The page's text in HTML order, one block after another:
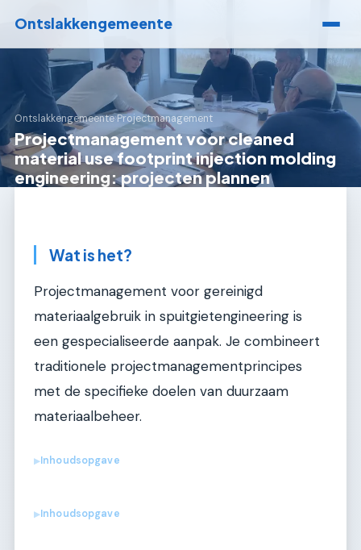
Ontslakkengemeente
Ontslakkengemeente›Projectmanagement
Projectmanagement voor cleaned
material use footprint injection molding
engineering: projecten plannen
Wat is het?
Projectmanagement voor gereinigd
materiaalgebruik in spuitgietengineering is
een gespecialiseerde aanpak. Je combineert
traditionele projectmanagementprincipes
met de specifieke doelen van duurzaam
materiaalbeheer.
▶Inhoudsopgave
▶Inhoudsopgave